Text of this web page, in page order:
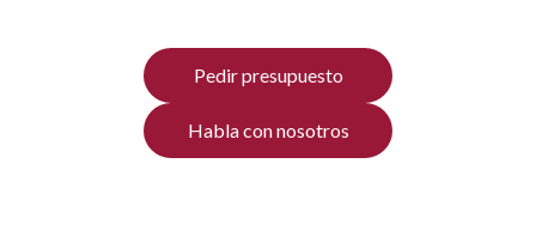
Pedir presupuesto
Habla con nosotros